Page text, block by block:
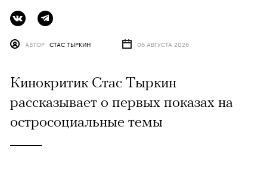
АВТОР СТАС ТЫРКИН 06 АВГУСТА 2026
Кинокритик Стас Тыркин
рассказывает о первых показах на
остросоциальные темы